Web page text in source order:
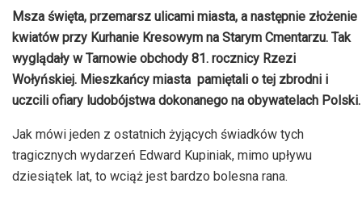
Msza święta, przemarsz ulicami miasta, a następnie złożenie
kwiatów przy Kurhanie Kresowym na Starym Cmentarzu. Tak
wyglądały w Tarnowie obchody 81. rocznicy Rzezi
Wołyńskiej. Mieszkańcy miasta pamiętali o tej zbrodni i
uczcili ofiary ludobójstwa dokonanego na obywatelach Polski.
Jak mówi jeden z ostatnich żyjących świadków tych
tragicznych wydarzeń Edward Kupiniak, mimo upływu
dziesiątek lat, to wciąż jest bardzo bolesna rana.